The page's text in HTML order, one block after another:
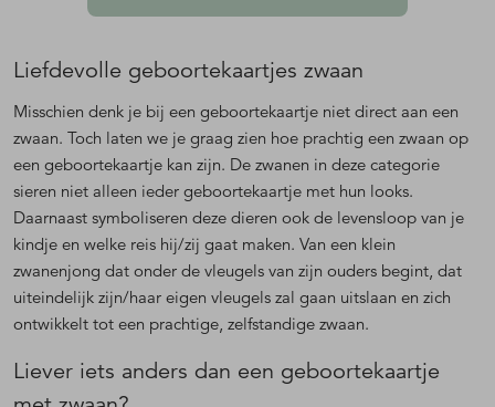
Liefdevolle geboortekaartjes zwaan
Misschien denk je bij een geboortekaartje niet direct aan een
zwaan. Toch laten we je graag zien hoe prachtig een zwaan op
een geboortekaartje kan zijn. De zwanen in deze categorie
sieren niet alleen ieder geboortekaartje met hun looks.
Daarnaast symboliseren deze dieren ook de levensloop van je
kindje en welke reis hij/zij gaat maken. Van een klein
zwanenjong dat onder de vleugels van zijn ouders begint, dat
uiteindelijk zijn/haar eigen vleugels zal gaan uitslaan en zich
ontwikkelt tot een prachtige, zelfstandige zwaan.
Liever iets anders dan een geboortekaartje